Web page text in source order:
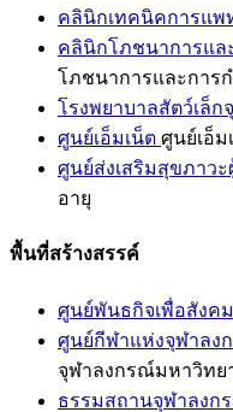
คลินิกเทคนิคการแพ
คลินิกโภชนาการแล
โภชนาการและการ
โรงพยาบาลสัตว์เล็ก
ศูนย์เอ็มเน็ต ศูนย์เอ็ม
ศูนย์ส่งเสริมสุขภาวะ
อายุ
พื้นที่สร้างสรรค์
ศูนย์พันธกิจเพื่อสังคม
ศูนย์กีฬาแห่งจุฬาลง
จุฬาลงกรณ์มหาวิทย
ธรรมสถานจุฬาลงก